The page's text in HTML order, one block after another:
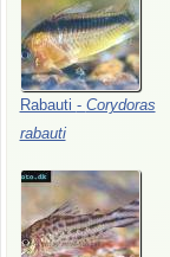
Rabauti - Corydoras
rabauti